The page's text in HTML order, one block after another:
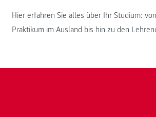
Hier erfahren Sie alles über Ihr Studium:
Praktikum im Ausland bis hin zu den